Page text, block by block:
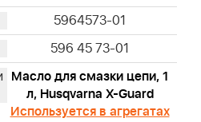
399039
491435S
492889
692520
695303
697015
5964573-01
596 45 73-01
Масло для смазки цепи, 1
л, Husqvarna X-Guard
Используется в агрегатах